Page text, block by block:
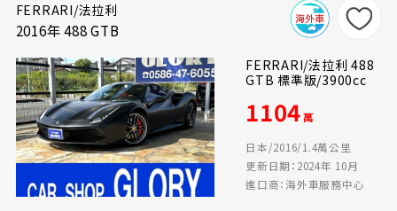
FERRARI/法拉利
2016年 488 GTB
FERRARI/法拉利 488
GTB 標準版/3900cc
1104萬
日本/2016/1.4萬公里
更新日期：2024年 10月
進口商：海外車服務中心